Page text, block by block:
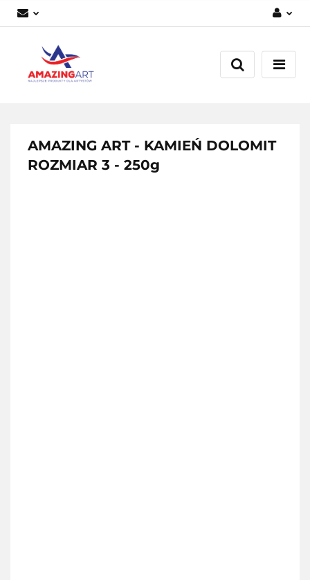
Załóż konto
AMAZING ART - KAMIEŃ DOLOMIT
ROZMIAR 3 - 250g